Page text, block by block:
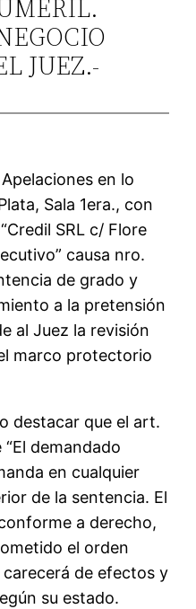
JUEZ.-
en lo
Sala 1era., con
SRL c/ Flore
causa nro.
de grado y
a la pretensión
al Juez la revisión
marco protectorio
destacar que el art.
demandado
en cualquier
de la sentencia. El
a derecho,
el orden
de efectos y
su estado.